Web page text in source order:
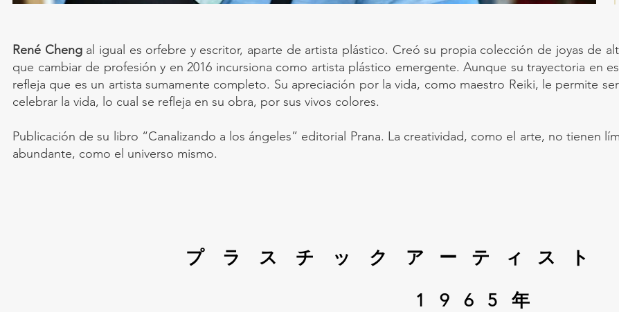
René Cheng al igual es orfebre y escritor, aparte de artista plástico. Creó su propia colección de joyas de
que cambiar de profesión y en 2016 incursiona como artista plástico emergente. Aunque su trayectoria en
refleja que es un artista sumamente completo. Su apreciación por la vida, como maestro Reiki, le permite
celebrar la vida, lo cual se refleja en su obra, por sus vivos colores.
Publicación de su libro “Canalizando a los ángeles” editorial Prana. La creatividad, como el arte, no tienen
abundante, como el universo mismo.
プラスチック アーティスト
1965年